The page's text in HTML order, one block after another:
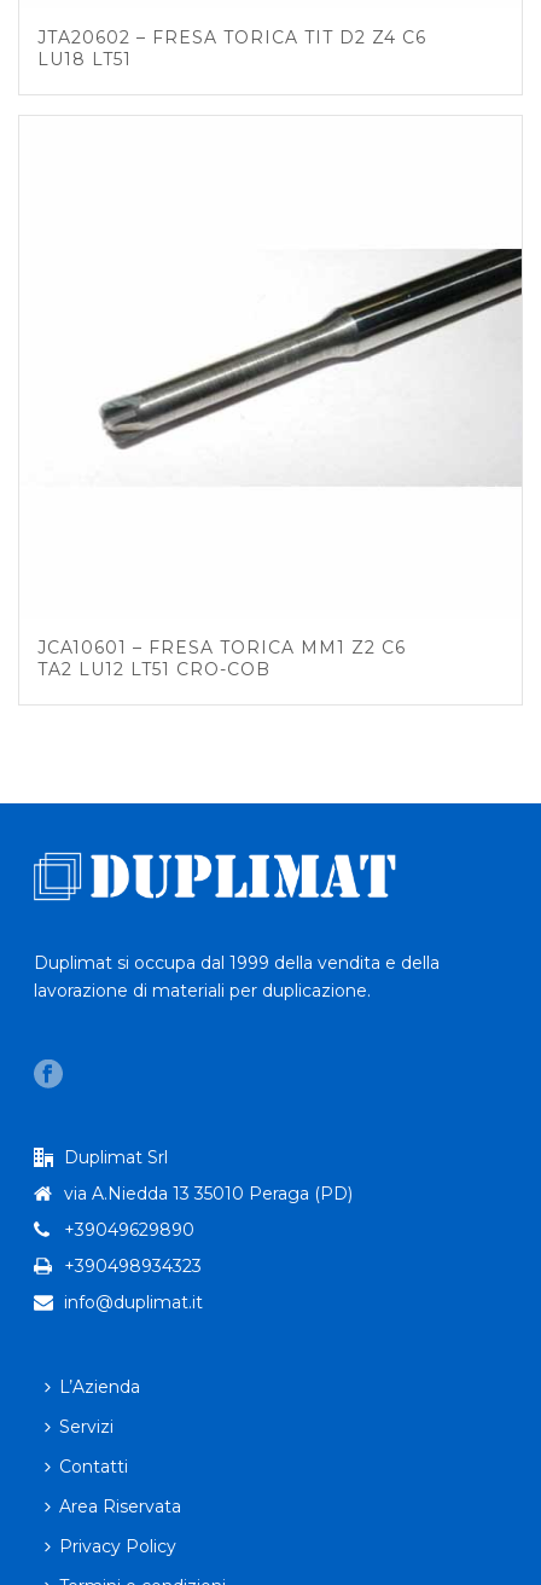
JTA20602 – FRESA TORICA TIT D2 Z4 C6
LU18 LT51
JCA10601 – FRESA TORICA MM1 Z2 C6
TA2 LU12 LT51 CRO-COB
Duplimat si occupa dal 1999 della vendita e della
lavorazione di materiali per duplicazione.
Duplimat Srl
via A.Niedda 13 35010 Peraga (PD)
+39049629890
+390498934323
info@duplimat.it
L’Azienda
Servizi
Contatti
Area Riservata
Privacy Policy